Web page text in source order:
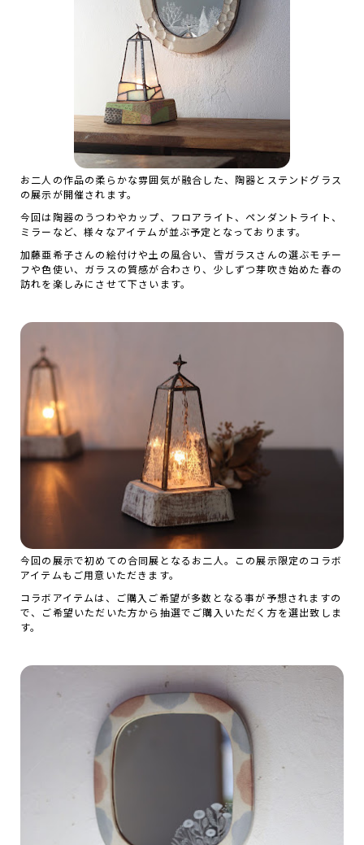
お二人の作品の柔らかな雰囲気が融合した、陶器とステンドグラス
の展示が開催されます。
今回は陶器のうつわやカップ、フロアライト、ペンダントライト、
ミラーなど、様々なアイテムが並ぶ予定となっております。
加藤亜希子さんの絵付けや土の風合い、雪ガラスさんの選ぶモチー
フや色使い、ガラスの質感が合わさり、少しずつ芽吹き始めた春の
訪れを楽しみにさせて下さいます。
今回の展示で初めての合同展となるお二人。この展示限定のコラボ
アイテムもご用意いただきます。
コラボアイテムは、ご購入ご希望が多数となる事が予想されますの
で、ご希望いただいた方から抽選でご購入いただく方を選出致しま
す。